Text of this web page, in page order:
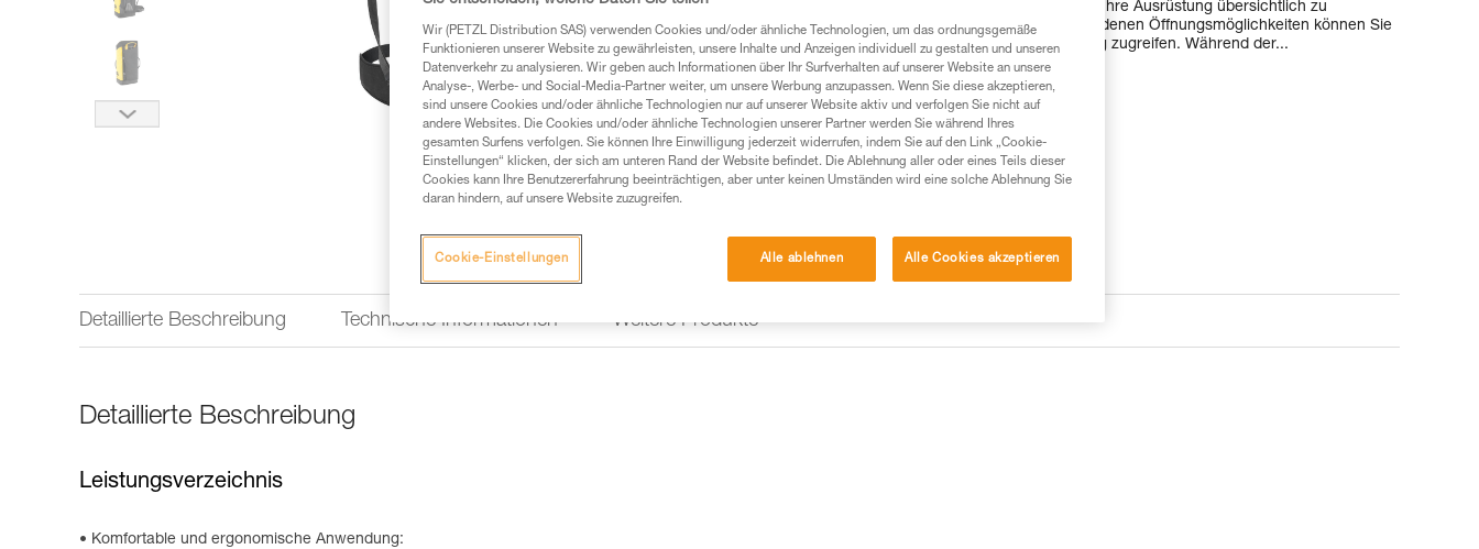
die zahlreichen Materialschlaufen ermöglichen, Ihre Ausrüstung übersichtlich zu
organisieren und zu sichern. Dank den verschiedenen Öffnungsmöglichkeiten können Sie
schnell und einfach auf die benötigte Ausrüstung zugreifen. Während der...
Weiterlesen
Einen Händler finden
Detaillierte Beschreibung Technische Informationen Weitere Produkte
Detaillierte Beschreibung
Leistungsverzeichnis
Komfortable und ergonomische Anwendung:
Wir (PETZL Distribution SAS) verwenden Cookies und/oder ähnliche Technologien, um das ordnungsgemäße
Funktionieren unserer Website zu gewährleisten, unsere Inhalte und Anzeigen individuell zu gestalten und unseren
Datenverkehr zu analysieren. Wir geben auch Informationen über Ihr Surfverhalten auf unserer Website an unsere
Analyse-, Werbe- und Social-Media-Partner weiter, um unsere Werbung anzupassen. Wenn Sie diese akzeptieren,
sind unsere Cookies und/oder ähnliche Technologien nur auf unserer Website aktiv und verfolgen Sie nicht auf
andere Websites. Die Cookies und/oder ähnliche Technologien unserer Partner werden Sie während Ihres
gesamten Surfens verfolgen. Sie können Ihre Einwilligung jederzeit widerrufen, indem Sie auf den Link „Cookie-
Einstellungen“ klicken, der sich am unteren Rand der Website befindet. Die Ablehnung aller oder eines Teils dieser
Cookies kann Ihre Benutzererfahrung beeinträchtigen, aber unter keinen Umständen wird eine solche Ablehnung Sie
daran hindern, auf unsere Website zuzugreifen.
Alle ablehnen Alle Cookies akzeptieren
Cookie-Einstellungen